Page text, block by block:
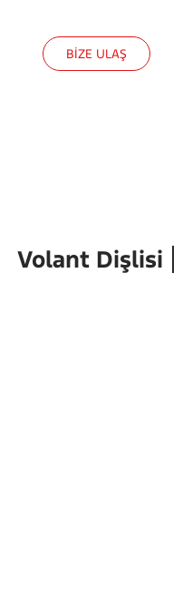
BİZE ULAŞ
Volant Dişlisi